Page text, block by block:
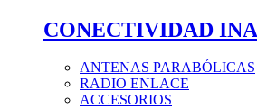
CONECTIVIDAD
ANTENAS PARABÓLICAS
RADIO ENLACE
ACCESORIOS